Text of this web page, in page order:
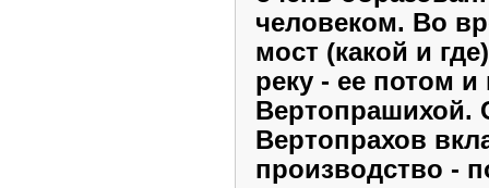
человеком. Во
мост (какой и
реку - ее потом и
Вертопрашихой.
Вертопрахов
производство -